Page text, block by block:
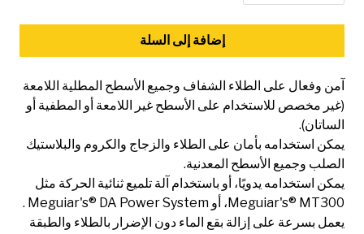
إضافة إلى السلة
آمن وفعال على الطلاء الشفاف وجميع الأسطح المطلية اللامعة
(غير مخصص للاستخدام على الأسطح غير اللامعة أو المطفية أو
الساتان).
يمكن استخدامه بأمان على الطلاء والزجاج والكروم والبلاستيك
الصلب وجميع الأسطح المعدنية.
يمكن استخدامه يدويًا، أو باستخدام آلة تلميع ثنائية الحركة مثل
Meguiar's® MT300، أو Meguiar's® DA Power System .
يعمل بسرعة على إزالة بقع الماء دون الإضرار بالطلاء والطبقة